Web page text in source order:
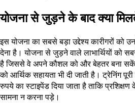
योजना से जुड़ने के बाद क्या
इस योजना का सबसे बड़ा उद्देश्य कारीगरों
देना है। योजना से जुड़ने वाले लाभार्थियों को
है जिससे वे अपने कौशल को और बेहतर बना सकें।
को आर्थिक सहायता भी दी जाती है। ट्रेनिंग
रुपये का स्टाइपेंड दिया जाता है ताकि प्रशिक्षण
सामना न करना पड़े।